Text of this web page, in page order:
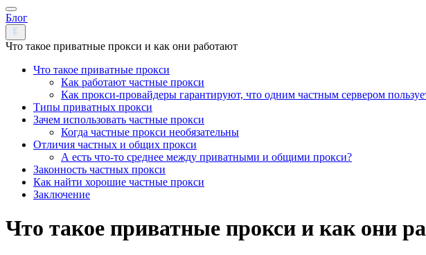
Блог
Что такое приватные прокси и как они работают
Что такое приватные прокси
Как работают частные прокси
Как прокси-провайдеры гарантируют, что одним частным сервером
Типы приватных прокси
Зачем использовать частные прокси
Когда частные прокси необязательны
Отличия частных и общих прокси
А есть что-то среднее между приватными и общими прокси?
Законность частных прокси
Как найти хорошие частные прокси
Заключение
Что такое приватные прокси и как они